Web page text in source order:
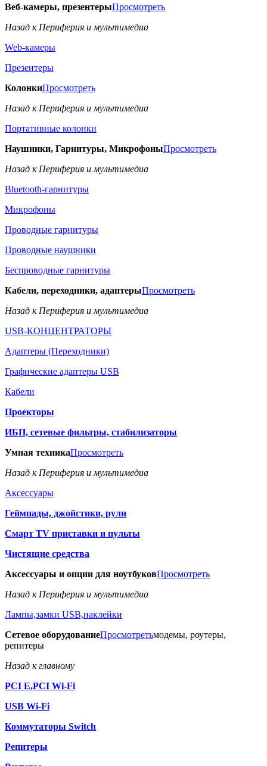
Веб-камеры, презентерыПросмотреть
Назад к Периферия и мультимедиа
Web-камеры
Презентеры
КолонкиПросмотреть
Назад к Периферия и мультимедиа
Портативные колонки
Наушники, Гарнитуры, МикрофоныПросмотреть
Назад к Периферия и мультимедиа
Bluetooth-гарнитуры
Микрофоны
Проводные гарнитуры
Проводные наушники
Беспроводные гарнитуры
Кабели, переходники, адаптерыПросмотреть
Назад к Периферия и мультимедиа
USB-КОНЦЕНТРАТОРЫ
Адаптеры (Переходники)
Графические адаптеры USB
Кабели
Проекторы
ИБП, сетевые фильтры, стабилизаторы
Умная техникаПросмотреть
Назад к Периферия и мультимедиа
Аксессуары
Геймпады, джойстики, рули
Смарт TV приставки и пульты
Чистящие средства
Аксессуары и опции для ноутбуковПросмотреть
Назад к Периферия и мультимедиа
Лампы,замки USB,наклейки
Сетевое оборудованиеПросмотретьмодемы, роутеры,
репитеры
Назад к главному
PCI E,PCI Wi-Fi
USB Wi-Fi
Коммутаторы Switch
Репитеры